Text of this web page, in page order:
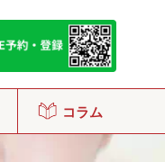
コラム